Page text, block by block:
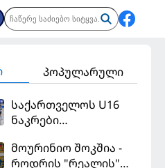
პოპულარული
საქართველოს U16
ნაკრები
ფინალურ ეტაპზე – A
მოურინიო შოკშია -
როდრის "რეალის"